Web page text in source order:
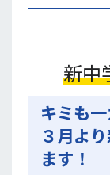
新中
キミも
３月よ
ます！